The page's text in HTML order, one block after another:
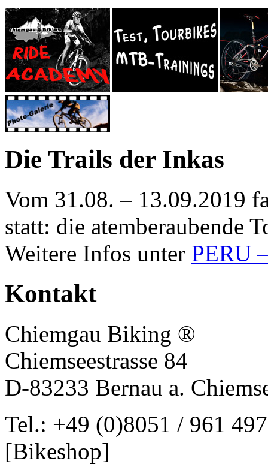
Die Trails der Inkas
Vom 31.08. – 13.09.2019
statt: die atemberaubende
Weitere Infos unter PERU
Kontakt
Chiemgau Biking ®
Chiemseestrasse 84
D-83233 Bernau a.
Tel.: +49 (0)8051 / 961
[Bikeshop]